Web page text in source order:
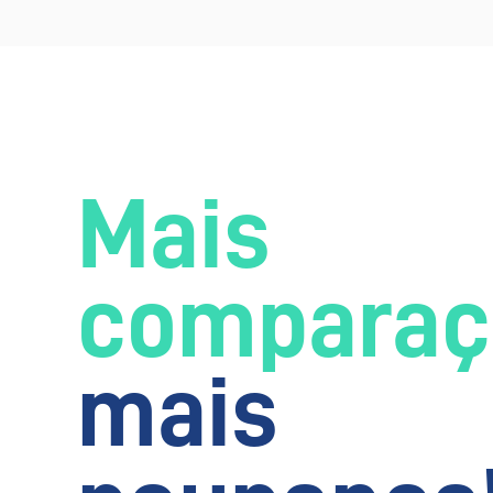
Mais
mais